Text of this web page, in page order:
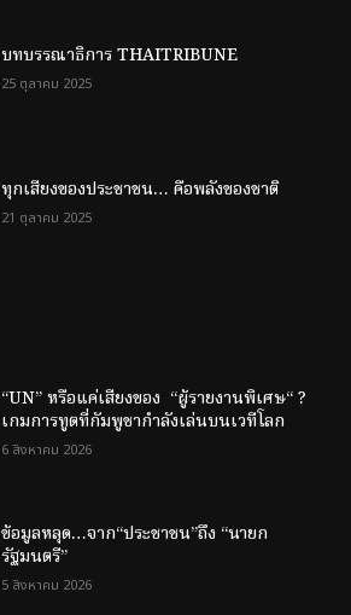
บทบรรณาธิการ THAITRIBUNE
25 ตุลาคม 2025
ทุกเสียงของประชาชน… คือพลังของชาติ
21 ตุลาคม 2025
“UN” หรือแค่เสียงของ “ผู้รายงานพิเศษ“ ?
เกมการทูตที่กัมพูชากำลังเล่นบนเวทีโลก
6 สิงหาคม 2026
ข้อมูลหลุด…จาก“ประชาชน”ถึง “นายก
รัฐมนตรี”
5 สิงหาคม 2026